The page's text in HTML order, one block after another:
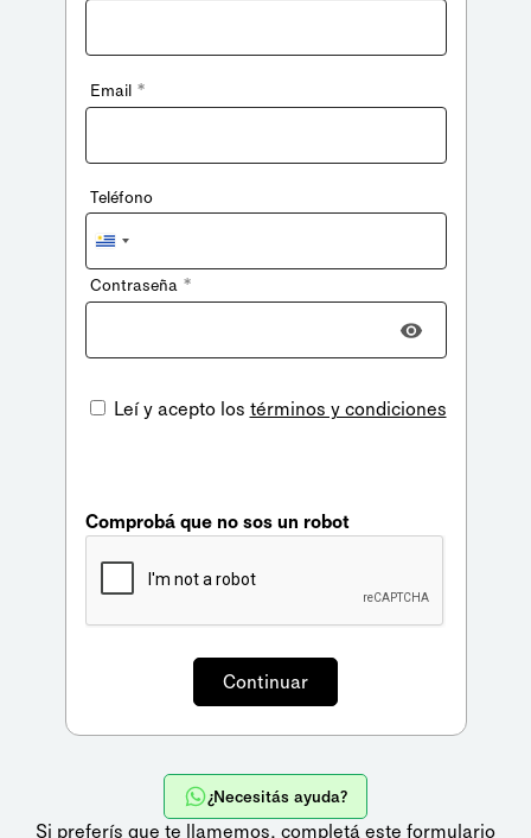
Email *
Teléfono
Uruguay
+598
Contraseña *
Leí y acepto los términos y condiciones
Comprobá que no sos un robot
¿Necesitás ayuda?
Si preferís que te llamemos, completá este formulario